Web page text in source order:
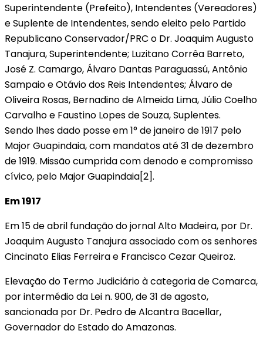
Superintendente (Prefeito), Intendentes (Vereadores)
e Suplente de Intendentes, sendo eleito pelo Partido
Republicano Conservador/PRC o Dr. Joaquim Augusto
Tanajura, Superintendente; Luzitano Corrêa Barreto,
José Z. Camargo, Álvaro Dantas Paraguassú, Antônio
Sampaio e Otávio dos Reis Intendentes; Álvaro de
Oliveira Rosas, Bernadino de Almeida Lima, Júlio Coelho
Carvalho e Faustino Lopes de Souza, Suplentes.
Sendo lhes dado posse em 1° de janeiro de 1917 pelo
Major Guapindaia, com mandatos até 31 de dezembro
de 1919. Missão cumprida com denodo e compromisso
cívico, pelo Major Guapindaia[2].
Em 1917
Em 15 de abril fundação do jornal Alto Madeira, por Dr.
Joaquim Augusto Tanajura associado com os senhores
Cincinato Elias Ferreira e Francisco Cezar Queiroz.
Elevação do Termo Judiciário à categoria de Comarca,
por intermédio da Lei n. 900, de 31 de agosto,
sancionada por Dr. Pedro de Alcantra Bacellar,
Governador do Estado do Amazonas.